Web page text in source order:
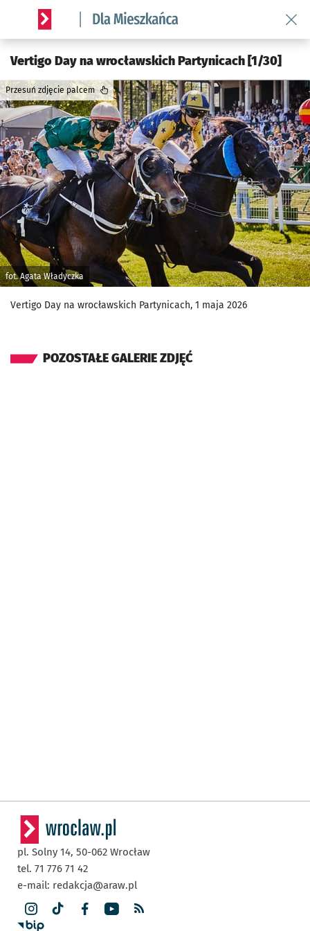
Serwis informacyjny wroclaw.pl podserwis: Dla mieszkańca
Vertigo Day na wrocławskich Partynicach [1/30]
fot. Agata Władyczka
Przesuń zdjęcie palcem
Vertigo Day na wrocławskich Partynicach, 1 maja 2026
POZOSTAŁE GALERIE ZDJĘĆ
pl. Solny 14, 50-062 Wrocław
tel. 71 776 71 42
e-mail: redakcja@araw.pl